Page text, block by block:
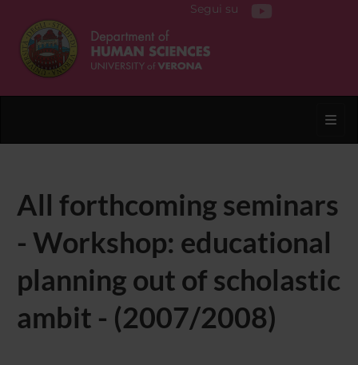
Segui su
All forthcoming seminars
- Workshop: educational
planning out of scholastic
ambit - (2007/2008)